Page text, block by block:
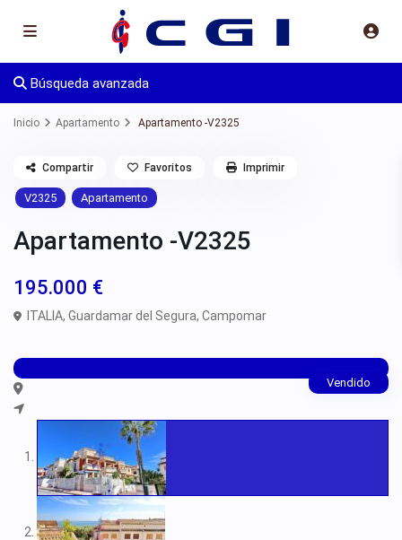
Búsqueda avanzada
Inicio Apartamento Apartamento -V2325
V2325 Apartamento
Apartamento -V2325
195.000 €
ITALIA,Guardamar del Segura,Campomar
Compartir Favoritos Imprimir
Vendido